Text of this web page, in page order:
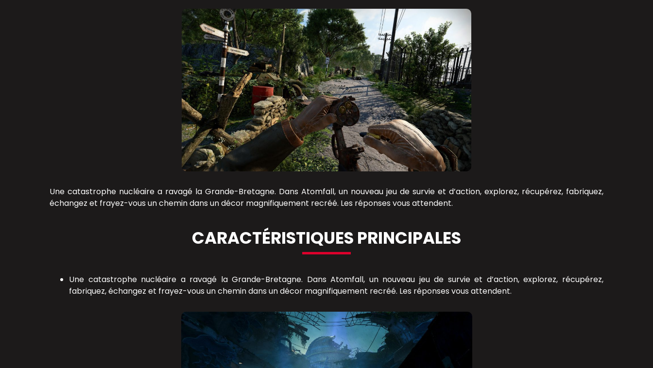
Une catastrophe nucléaire a ravagé la Grande-Bretagne. Dans Atomfall, un nouveau jeu de survie et d’action, explorez, récupérez, fabriquez,
échangez et frayez-vous un chemin dans un décor magnifiquement recréé. Les réponses vous attendent.
CARACTÉRISTIQUES PRINCIPALES
Une catastrophe nucléaire a ravagé la Grande-Bretagne. Dans Atomfall, un nouveau jeu de survie et d’action, explorez, récupérez,
fabriquez, échangez et frayez-vous un chemin dans un décor magnifiquement recréé. Les réponses vous attendent.